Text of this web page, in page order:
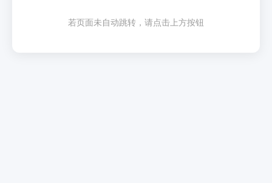
若页面未自动跳转，请点击上方按钮